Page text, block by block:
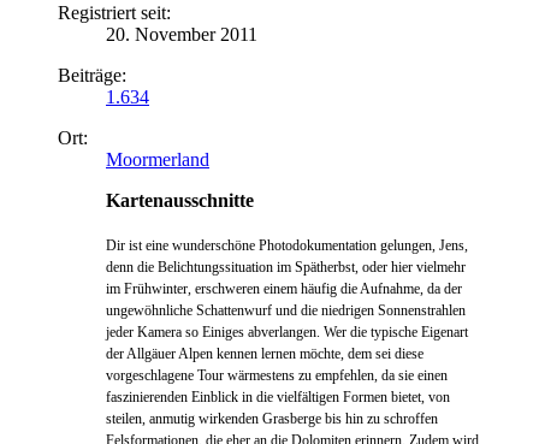
Registriert seit:
20. November 2011
Beiträge:
1.634
Ort:
Moormerland
Kartenausschnitte
Dir ist eine wunderschöne Photodokumentation gelungen, Jens,
denn die Belichtungssituation im Spätherbst, oder hier vielmehr
im Frühwinter, erschweren einem häufig die Aufnahme, da der
ungewöhnliche Schattenwurf und die niedrigen Sonnenstrahlen
jeder Kamera so Einiges abverlangen. Wer die typische Eigenart
der Allgäuer Alpen kennen lernen möchte, dem sei diese
vorgeschlagene Tour wärmestens zu empfehlen, da sie einen
faszinierenden Einblick in die vielfältigen Formen bietet, von
steilen, anmutig wirkenden Grasberge bis hin zu schroffen
Felsformationen, die eher an die Dolomiten erinnern. Zudem wird